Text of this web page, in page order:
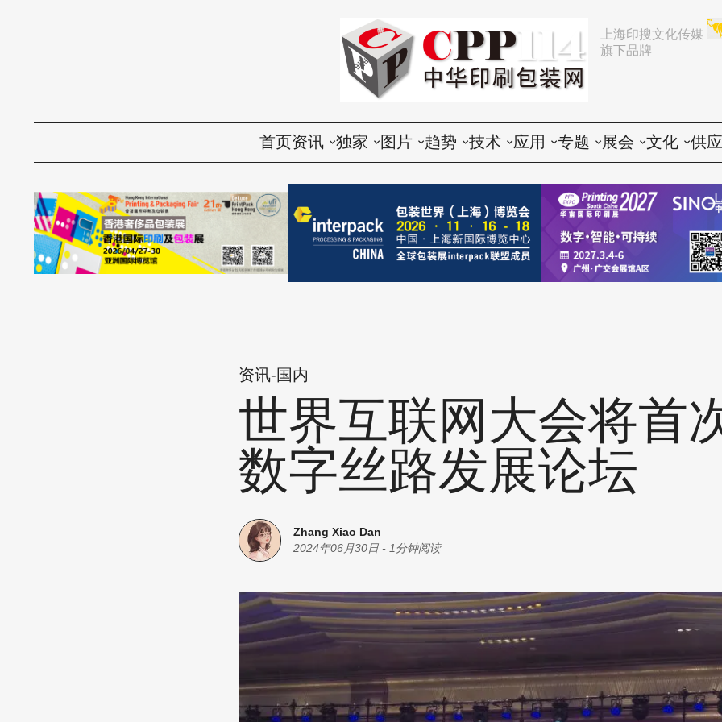
上海印搜文化传媒
旗下品牌
首页资讯
国内
国际
独家
评论
访谈
话题
图片
活动
展会
设备
趋势
行业动态
企业动态
营销
商机
技术
印前
印中
印后
油墨
应用
胶印
数码
标签
丝印
其他
专题
展会
企业
咨询
展会
推荐
中国
东南亚
文化
文化创意
供应
会议
印
印
资讯-国内
世界互联网大会将首
数字丝路发展论坛
Zhang Xiao Dan
2024年06月30日- 1分钟阅读